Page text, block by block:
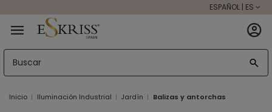
ESPAÑOL | ES
Inicio Iluminación Industrial Jardín Balizas y antorchas